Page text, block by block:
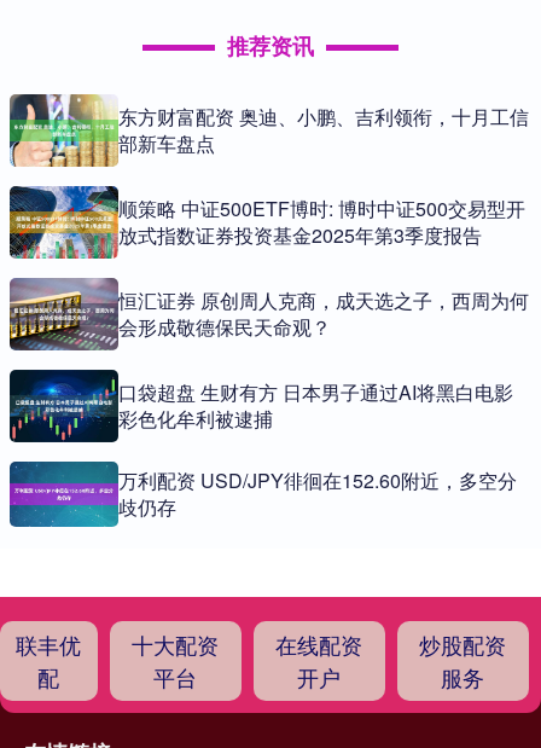
推荐资讯
东方财富配资 奥迪、小鹏、吉利领衔，十月工信
部新车盘点
顺策略 中证500ETF博时: 博时中证500交易型开
放式指数证券投资基金2025年第3季度报告
恒汇证券 原创周人克商，成天选之子，西周为何
会形成敬德保民天命观？
口袋超盘 生财有方 日本男子通过AI将黑白电影
彩色化牟利被逮捕
万利配资 USD/JPY徘徊在152.60附近，多空分
歧仍存
联丰优
配
十大配资
平台
在线配资
开户
炒股配资
服务